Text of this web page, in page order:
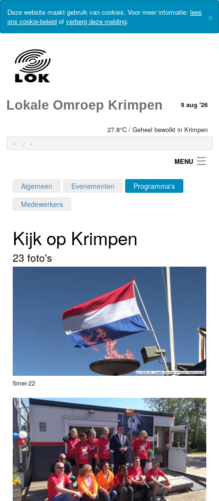
Deze website maakt gebruik van cookies. Voor meer informatie: lees
ons cookie-beleid of verberg deze melding. ×
Lokale Omroep Krimpen 9 aug '26
27.8°C / Geheel bewolkt in Krimpen
- -
MENU
Programma's
Nieuws
Info
Algemeen Evenementen
Programma's
Medewerkers
Kijk op Krimpen
23 foto's
5mei-22